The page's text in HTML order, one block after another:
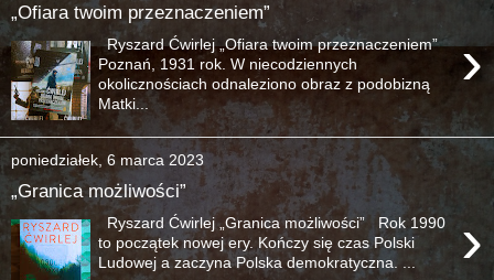
„Ofiara twoim przeznaczeniem”
›
Ryszard Ćwirlej „Ofiara twoim przeznaczeniem”
Poznań, 1931 rok. W niecodziennych
okolicznościach odnaleziono obraz z podobizną
Matki...
poniedziałek, 6 marca 2023
„Granica możliwości”
›
Ryszard Ćwirlej „Granica możliwości” Rok 1990
to początek nowej ery. Kończy się czas Polski
Ludowej a zaczyna Polska demokratyczna. ...